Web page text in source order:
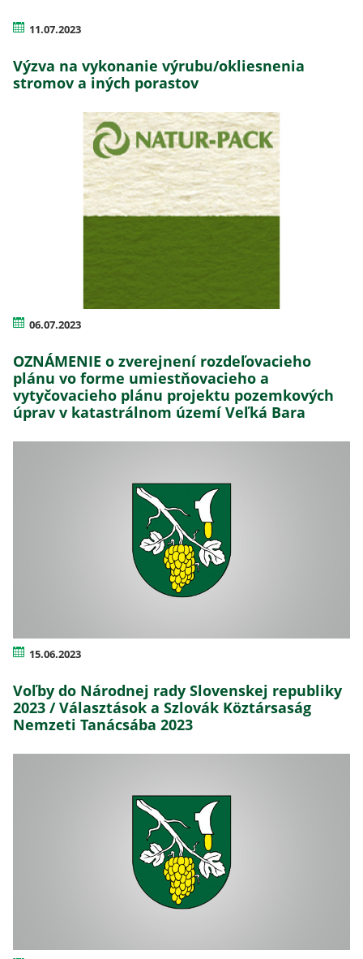
11.07.2023
Výzva na vykonanie výrubu/okliesnenia
stromov a iných porastov
06.07.2023
OZNÁMENIE o zverejnení rozdeľovacieho
plánu vo forme umiestňovacieho a
vytyčovacieho plánu projektu pozemkových
úprav v katastrálnom území Veľká Bara
15.06.2023
Voľby do Národnej rady Slovenskej republiky
2023 / Választások a Szlovák Köztársaság
Nemzeti Tanácsába 2023